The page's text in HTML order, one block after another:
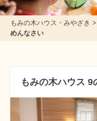
もみの木ハウス・みやざき >
めんなさい
もみの木ハウス 9